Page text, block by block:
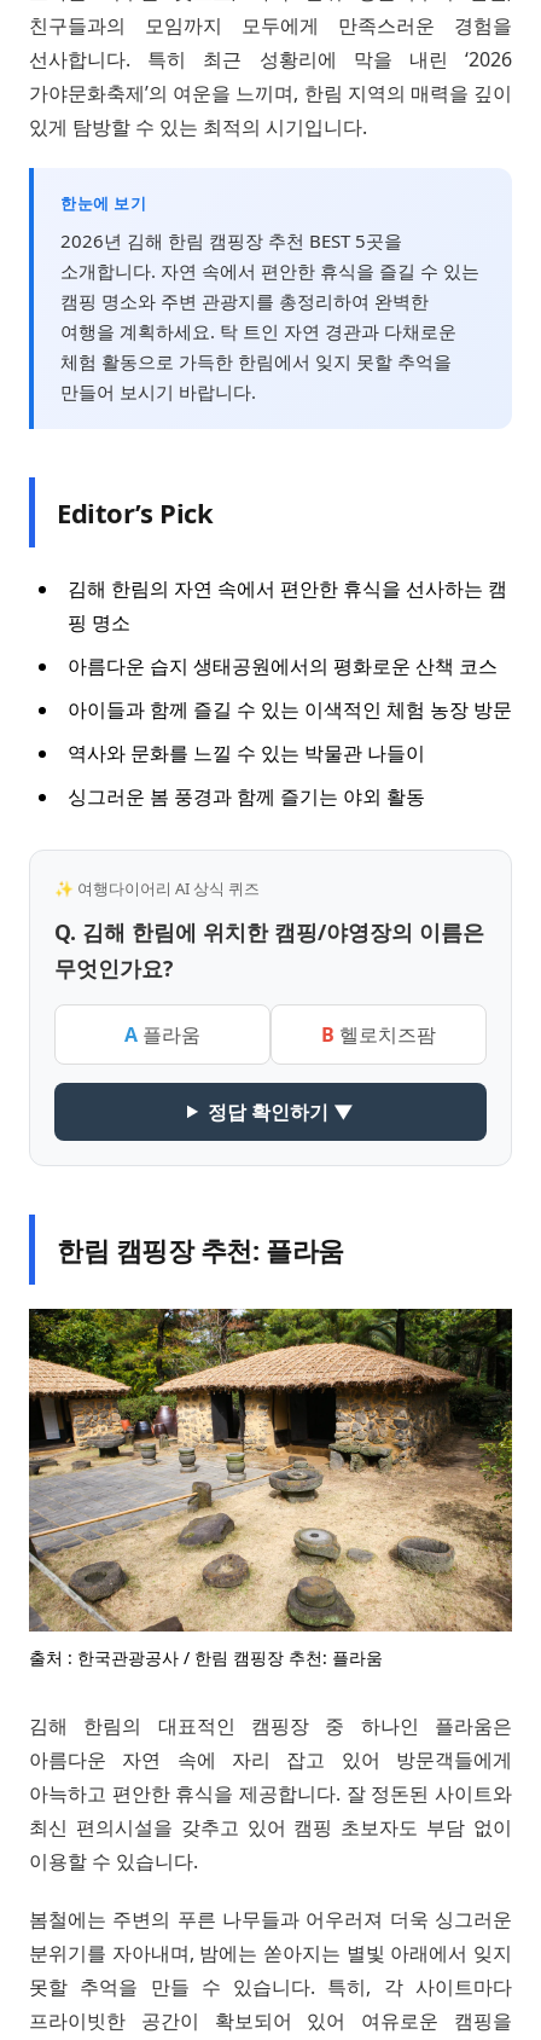
친구들과의 모임까지 모두에게 만족스러운 경험을
선사합니다. 특히 최근 성황리에 막을 내린 ‘2026
가야문화축제’의 여운을 느끼며, 한림 지역의 매력을 깊이
있게 탐방할 수 있는 최적의 시기입니다.
한눈에 보기
2026년 김해 한림 캠핑장 추천 BEST 5곳을
소개합니다. 자연 속에서 편안한 휴식을 즐길 수 있는
캠핑 명소와 주변 관광지를 총정리하여 완벽한
여행을 계획하세요. 탁 트인 자연 경관과 다채로운
체험 활동으로 가득한 한림에서 잊지 못할 추억을
만들어 보시기 바랍니다.
Editor’s Pick
김해 한림의 자연 속에서 편안한 휴식을 선사하는 캠
핑 명소
아름다운 습지 생태공원에서의 평화로운 산책 코스
아이들과 함께 즐길 수 있는 이색적인 체험 농장 방문
역사와 문화를 느낄 수 있는 박물관 나들이
싱그러운 봄 풍경과 함께 즐기는 야외 활동
✨ 여행다이어리 AI 상식 퀴즈
Q. 김해 한림에 위치한 캠핑/야영장의 이름은
무엇인가요?
A 플라움 B 헬로치즈팜
정답 확인하기 ▼
한림 캠핑장 추천: 플라움
출처 : 한국관광공사 / 한림 캠핑장 추천: 플라움
김해 한림의 대표적인 캠핑장 중 하나인 플라움은
아름다운 자연 속에 자리 잡고 있어 방문객들에게
아늑하고 편안한 휴식을 제공합니다. 잘 정돈된 사이트와
최신 편의시설을 갖추고 있어 캠핑 초보자도 부담 없이
이용할 수 있습니다.
봄철에는 주변의 푸른 나무들과 어우러져 더욱 싱그러운
분위기를 자아내며, 밤에는 쏟아지는 별빛 아래에서 잊지
못할 추억을 만들 수 있습니다. 특히, 각 사이트마다
프라이빗한 공간이 확보되어 있어 여유로운 캠핑을